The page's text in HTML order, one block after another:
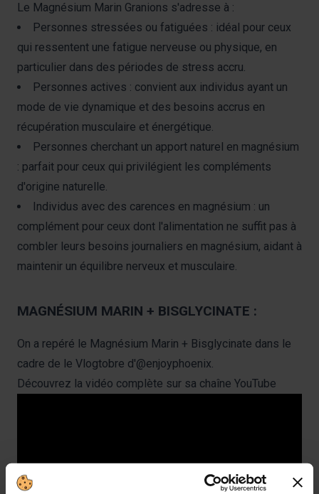
Le Magnésium Marin Granions s'adresse à :
Personnes stressées ou fatiguées : idéal pour ceux
qui ressentent une fatigue nerveuse ou physique, en
particulier dans des périodes de stress accru.
Personnes actives : convient aux individus ayant un
mode de vie dynamique et des besoins accrus en
récupération musculaire et énergétique.
Personnes cherchant un apport naturel en magnésium
: parfait pour ceux qui privilégient les compléments
d'origine naturelle.
Individus avec des carences en magnésium : un
complément pour ceux dont l'alimentation ne suffit pas à
combler leurs besoins journaliers en magnésium, aidant à
maintenir un équilibre nerveux et musculaire.
MAGNÉSIUM MARIN + BISGLYCINATE :
On a repéré le Magnésium Marin + Bisglycinate dans le
cadre de le Vlogtobre d'@enjoyphoenix.
Découvrez la vidéo complète sur sa chaîne YouTube